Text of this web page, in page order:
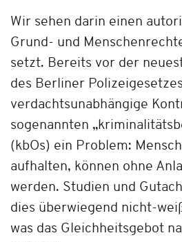
Wir sehen darin einen
Grund- und
setzt. Bereits vor der
des Berliner
verdachtsunabhängige
sogenannten
(kbOs) ein Problem:
aufhalten, können ohne
werden. Studien und
dies überwiegend nicht-
was das Gleichheitsgebot